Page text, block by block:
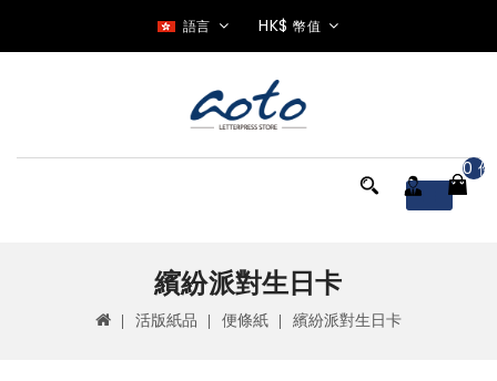
語言 HK$ 幣值
0
繽紛派對生日卡
活版紙品 便條紙 繽紛派對生日卡